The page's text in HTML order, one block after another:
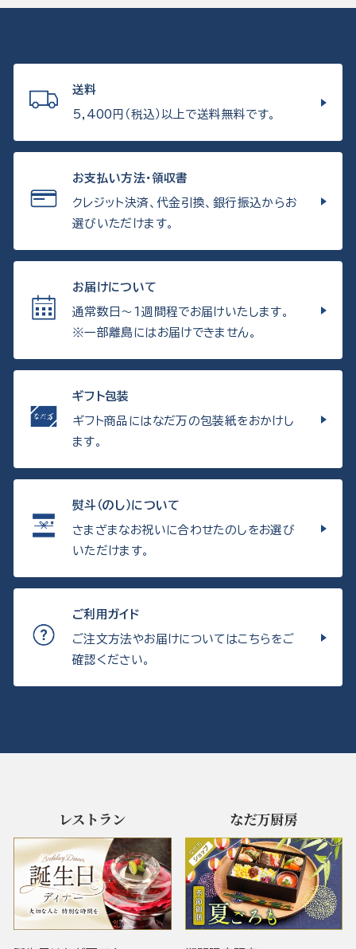
送料
5,400円（税込）以上で送料無料です。
お支払い方法・領収書
クレジット決済、代金引換、銀行振込からお
選びいただけます。
お届けについて
通常数日〜1週間程でお届けいたします。
※一部離島にはお届けできません。
ギフト包装
ギフト商品にはなだ万の包装紙をおかけし
ます。
熨斗（のし）について
さまざまなお祝いに合わせたのしをお選び
いただけます。
ご利用ガイド
ご注文方法やお届けについてはこちらをご
確認ください。
レストラン なだ万厨房